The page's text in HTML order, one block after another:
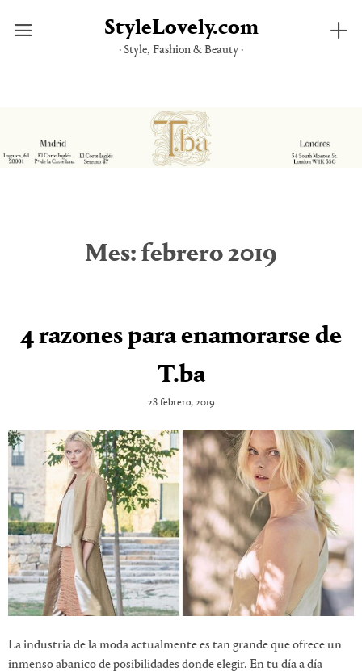
StyleLovely.com
· Style, Fashion & Beauty ·
Mes:febrero 2019
4 razones para enamorarse de
T.ba
28 febrero, 2019
La industria de la moda actualmente es tan grande que ofrece un
inmenso abanico de posibilidades donde elegir. En tu día a día